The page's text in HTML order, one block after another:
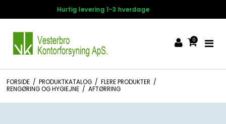
14 dages fortrydelsesret
0
FORSIDE / PRODUKTKATALOG / FLERE PRODUKTER /
RENGØRING OG HYGIEJNE / AFTØRRING